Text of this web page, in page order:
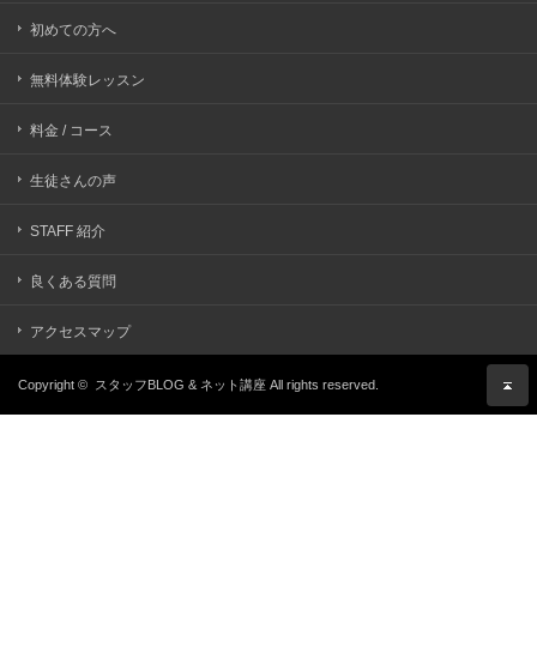
初めての方へ
無料体験レッスン
料金 / コース
生徒さんの声
STAFF 紹介
良くある質問
アクセスマップ
Copyright © スタッフBLOG & ネット講座 All rights reserved.